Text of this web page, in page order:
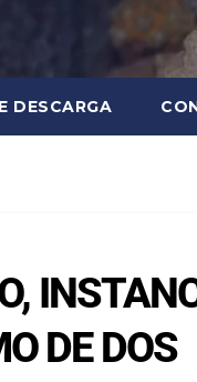
DESCARGA
DE DOS